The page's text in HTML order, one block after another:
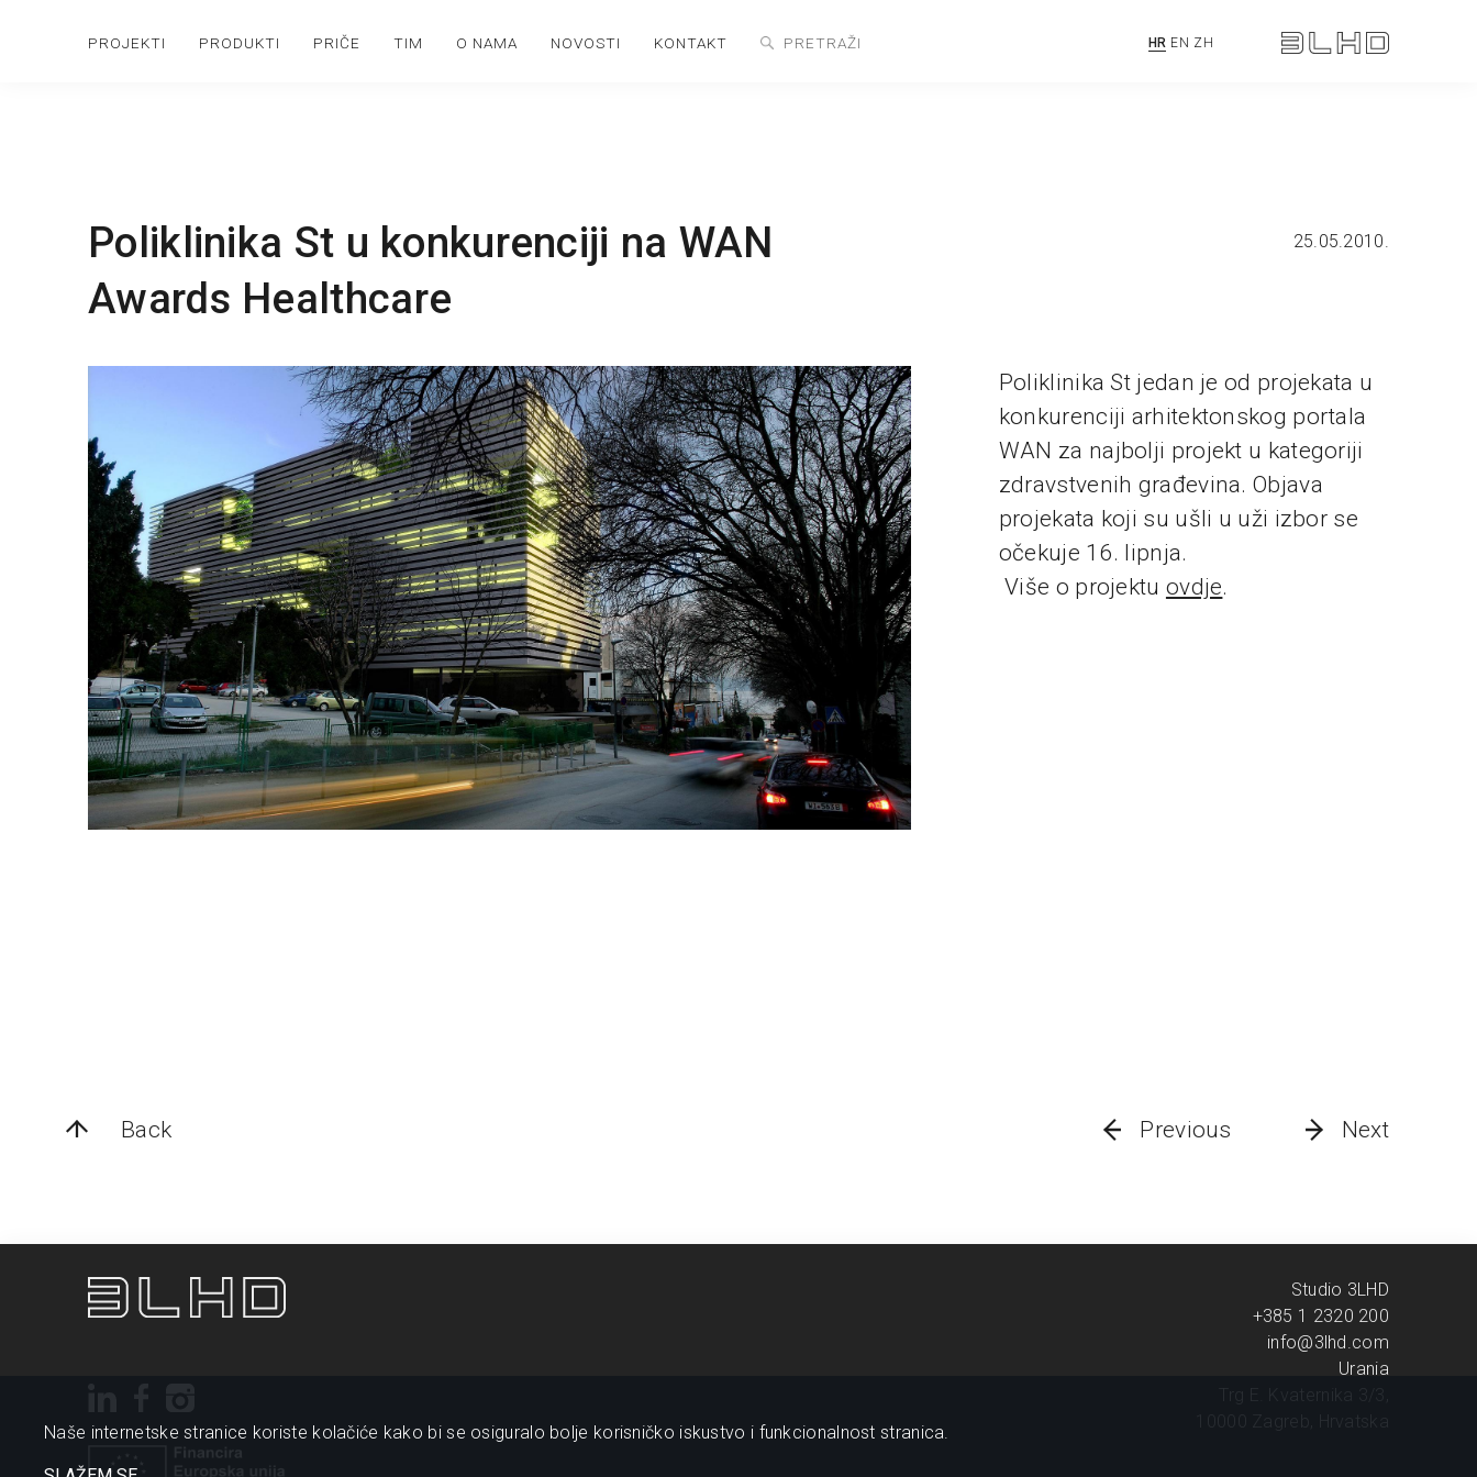
PROJEKTI PRODUKTI PRIČE TIM O NAMA NOVOSTI KONTAKT HR EN ZH
Poliklinika St u konkurenciji na WAN
Awards Healthcare
25.05.2010.
Poliklinika St jedan je od projekata u
konkurenciji arhitektonskog portala
WAN za najbolji projekt u kategoriji
zdravstvenih građevina. Objava
projekata koji su ušli u uži izbor se
očekuje 16. lipnja.
Više o projektu ovdje.
Next
Previous
Back
Studio 3LHD
+385 1 2320 200
info@3lhd.com
Urania
Naše internetske stranice koriste kolačiće kako bi se osiguralo bolje korisničko iskustvo i funkcionalnost stranica.